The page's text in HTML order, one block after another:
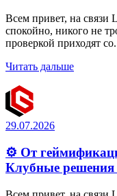
Всем привет, на связи
спокойно, никого не
проверкой приходят
Читать дальше
29.07.2026
⚙️ От
Клубные решения